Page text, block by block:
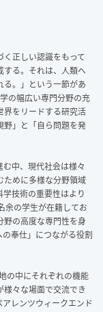
正しい認識をもって
する。それは、人類へ
る。」という一節があ
の幅広い専門分野の充
界をリードする研究活
野」と「自ら問題を発
中、現代社会は様々
ために多様な分野領域
技術の重要性はより
余の学生が在籍してお
野の高度な専門性を身
奉仕」につながる役割
の中にそれぞれの機能
様々な場面で交流でき
レンツウィークエンド